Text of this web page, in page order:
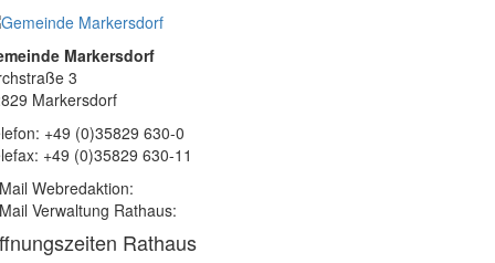
Markersdorf
3
Markersdorf
+49 (0)35829 630-0
+49 (0)35829 630-11
Webredaktion:
Verwaltung Rathaus:
Rathaus